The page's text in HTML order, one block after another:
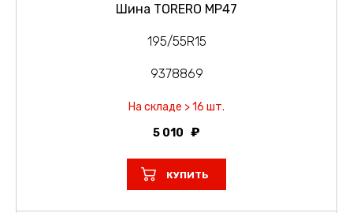
Шина TORERO MP47
195/55R15
9378869
На складе > 16 шт.
5 010
КУПИТЬ